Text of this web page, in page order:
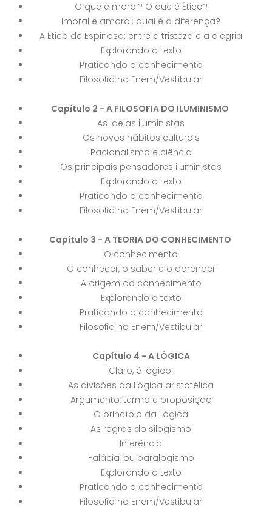
O que é moral? O que é Ética?
Imoral e amoral: qual é a diferença?
A Ética de Espinosa: entre a tristeza e a alegria
Explorando o texto
Praticando o conhecimento
Filosofia no Enem/Vestibular
Capítulo 2 - A FILOSOFIA DO ILUMINISMO
As ideias iluministas
Os novos hábitos culturais
Racionalismo e ciência
Os principais pensadores iluministas
Explorando o texto
Praticando o conhecimento
Filosofia no Enem/Vestibular
Capítulo 3 - A TEORIA DO CONHECIMENTO
O conhecimento
O conhecer, o saber e o aprender
A origem do conhecimento
Explorando o texto
Praticando o conhecimento
Filosofia no Enem/Vestibular
Capítulo 4 - A LÓGICA
Claro, é lógico!
As divisões da Lógica aristotélica
Argumento, termo e proposição
O princípio da Lógica
As regras do silogismo
Inferência
Falácia, ou paralogismo
Explorando o texto
Praticando o conhecimento
Filosofia no Enem/Vestibular